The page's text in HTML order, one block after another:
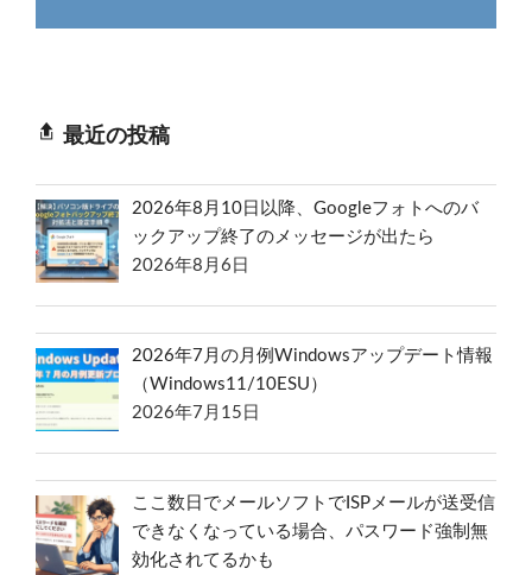
最近の投稿
2026年8月10日以降、Googleフォトへのバ
ックアップ終了のメッセージが出たら
2026年8月6日
2026年7月の月例Windowsアップデート情報
（Windows11/10ESU）
2026年7月15日
ここ数日でメールソフトでISPメールが送受信
できなくなっている場合、パスワード強制無
効化されてるかも